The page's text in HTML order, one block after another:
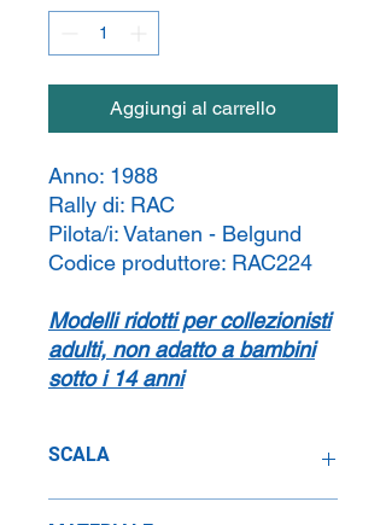
Aggiungi al carrello
Anno: 1988
Rally di: RAC
Pilota/i:Vatanen - Belgund
Codice produttore: RAC224
Modelli ridotti per collezionisti
adulti, non adatto a bambini
sotto i 14 anni
SCALA